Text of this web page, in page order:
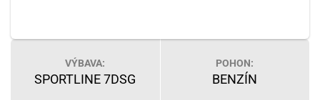
VÝBAVA:
SPORTLINE 7DSG
POHON:
BENZÍN